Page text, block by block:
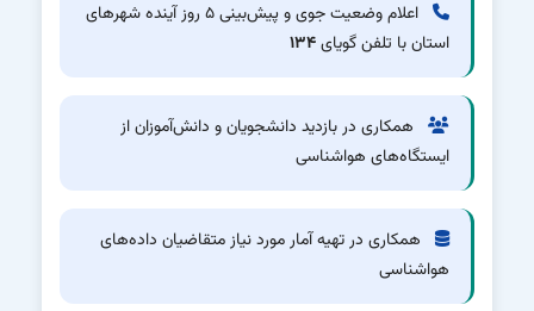
اعلام وضعیت جوی و پیش‌بینی ۵ روز آینده شهرهای
استان با تلفن گویای۱۳۴
همکاری در بازدید دانشجویان و دانش‌آموزان از
ایستگاه‌های هواشناسی
همکاری در تهیه آمار مورد نیاز متقاضیان داده‌های
هواشناسی